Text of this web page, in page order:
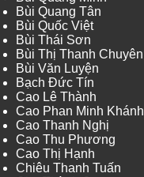
Bùi Quang Tân
Bùi Quốc Việt
Bùi Thái Sơn
Bùi Thị Thanh Chuyên
Bùi Văn Luyện
Bạch Đức Tín
Cao Lê Thành
Cao Phan Minh Khánh
Cao Thanh Nghị
Cao Thu Phương
Cao Thị Hạnh
Chiêu Thanh Tuấn